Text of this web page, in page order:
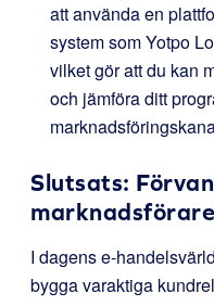
att använda en
system som Yotpo
vilket gör att du kan
och jämföra ditt
Slutsats:
marknadsförare
I dagens e-
bygga varaktiga